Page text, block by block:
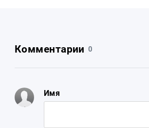
Комментарии 0
Имя